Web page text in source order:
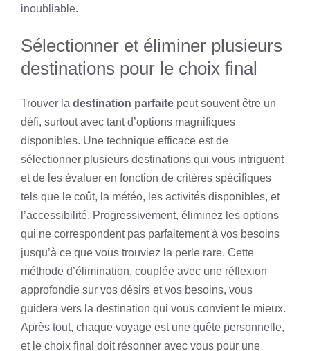
inoubliable.
Sélectionner et éliminer plusieurs
destinations pour le choix final
Trouver la destination parfaite peut souvent être un
défi, surtout avec tant d’options magnifiques
disponibles. Une technique efficace est de
sélectionner plusieurs destinations qui vous intriguent
et de les évaluer en fonction de critères spécifiques
tels que le coût, la météo, les activités disponibles, et
l’accessibilité. Progressivement, éliminez les options
qui ne correspondent pas parfaitement à vos besoins
jusqu’à ce que vous trouviez la perle rare. Cette
méthode d’élimination, couplée avec une réflexion
approfondie sur vos désirs et vos besoins, vous
guidera vers la destination qui vous convient le mieux.
Après tout, chaque voyage est une quête personnelle,
et le choix final doit résonner avec vous pour une